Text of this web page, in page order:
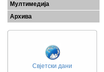
Мултимедија
Архива
Свјетски дани